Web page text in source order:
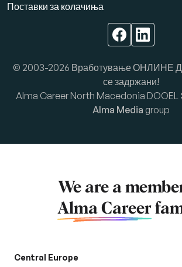
Поставки за колачиња
© 2003-2026 Вработување ОНЛИНЕ
се задржани!
Alma Career North Macedonia DOOEL
Alma Media group
We are a
Alma Career
Central Europe